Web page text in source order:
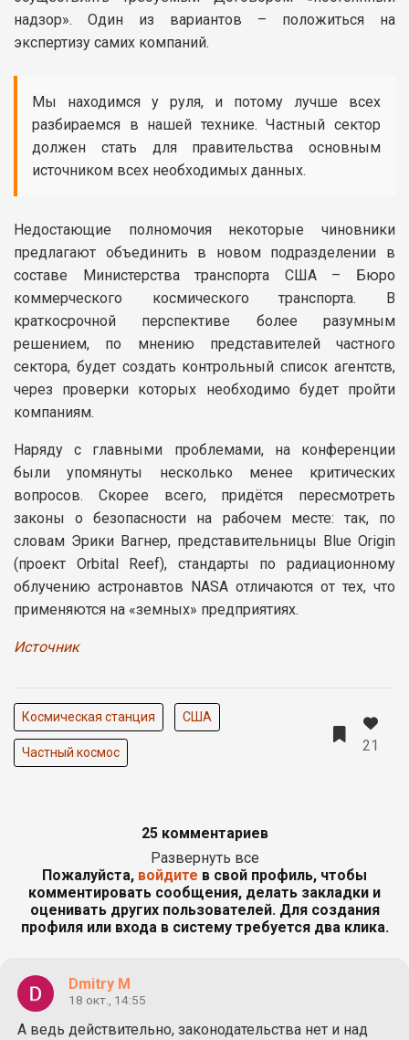
надзор». Один из вариантов – положиться на
экспертизу самих компаний.
Мы находимся у руля, и потому лучше всех
разбираемся в нашей технике. Частный сектор
должен стать для правительства основным
источником всех необходимых данных.
Недостающие полномочия некоторые чиновники
предлагают объединить в новом подразделении в
составе Министерства транспорта США – Бюро
коммерческого космического транспорта. В
краткосрочной перспективе более разумным
решением, по мнению представителей частного
сектора, будет создать контрольный список агентств,
через проверки которых необходимо будет пройти
компаниям.
Наряду с главными проблемами, на конференции
были упомянуты несколько менее критических
вопросов. Скорее всего, придётся пересмотреть
законы о безопасности на рабочем месте: так, по
словам Эрики Вагнер, представительницы Blue Origin
(проект Orbital Reef), стандарты по радиационному
облучению астронавтов NASA отличаются от тех, что
применяются на «земных» предприятиях.
Источник
Космическая станция США
Частный космос 21
25 комментариев
Развернуть все
Пожалуйста, войдите в свой профиль, чтобы
комментировать сообщения, делать закладки и
оценивать других пользователей. Для создания
профиля или входа в систему требуется два клика.
Dmitry M
18 окт., 14:55
А ведь действительно, законодательства нет и над